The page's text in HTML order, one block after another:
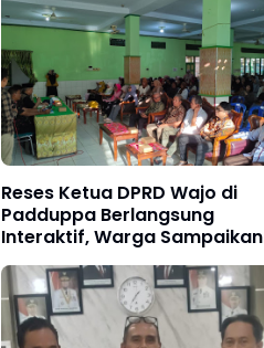
Reses Ketua DPRD Wajo di
Padduppa Berlangsung
Interaktif, Warga Sampaikan
Aspirasi Jalan, Drainase,
hingga Pelayanan Publik